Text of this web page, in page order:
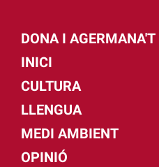
DONA I AGERMANA'T
INICI
CULTURA
LLENGUA
MEDI AMBIENT
OPINIÓ